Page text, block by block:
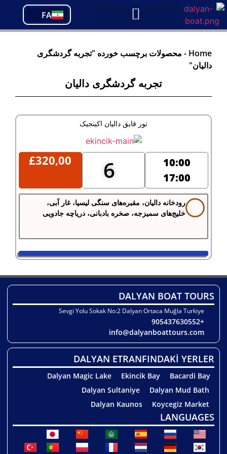
FA
PT
TR
Home
- محصولات برچسب خورده "تجربه گردشگری
دالیان"
تجربه گردشگری دالیان
تور قایق دالیان اکینجیک
10:00
17:00
6
£320,00
رودخانه دالیان، مقبره‌های سنگی لیسیا، غار آبی،
خلیج‌های سمیزجه، صخره بادبانی، دریاچه جادویی
DALYAN BOAT TOURS
Sevgi Yolu Sokak No:2 Dalyan Ortaca Muğla Turkiye
+905437630552
info@dalyanboattours.com
DALYAN ETRANFINDAKİ YERLER
Bacardi Bay
Ekincik Bay
Dalyan Magic Lake
Dalyan Mud Bath
Dalyan Sultaniye
Koycegiz Market
Dalyan Kaunos
LANGUAGES